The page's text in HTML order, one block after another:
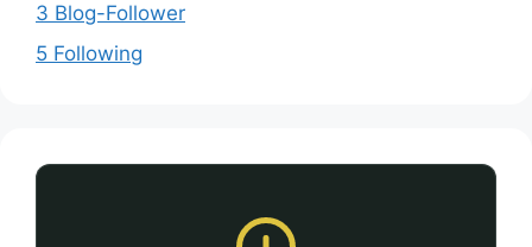
3 Blog-Follower
5 Following